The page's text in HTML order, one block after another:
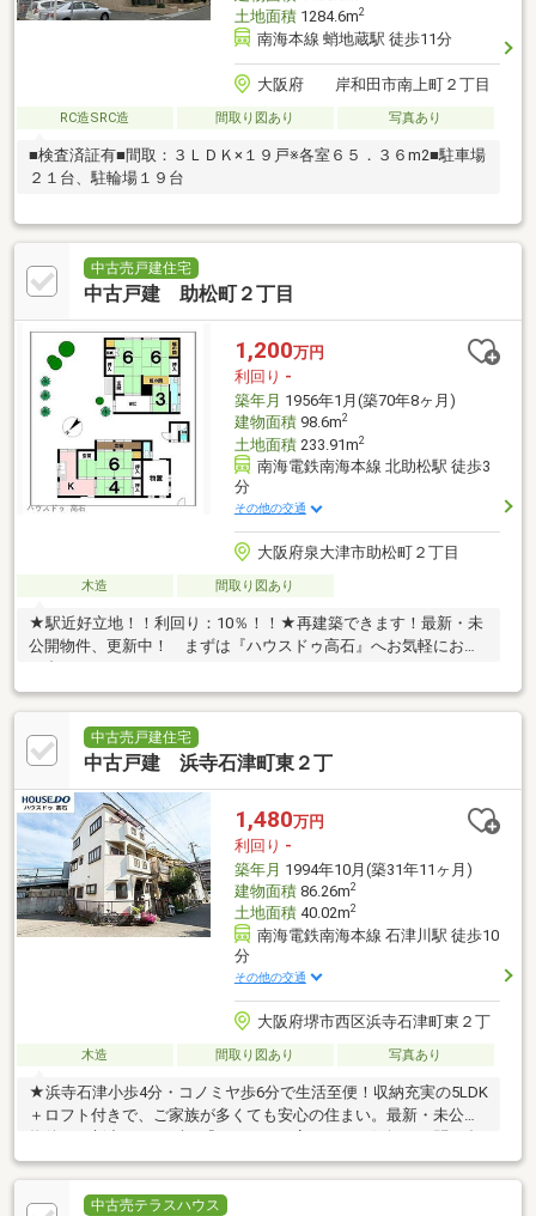
土地面積1284.6m2
南海本線 蛸地蔵駅 徒歩11分
大阪府 岸和田市南上町２丁目
RC造SRC造 間取り図あり 写真あり
■検査済証有■間取：３ＬＤＫ×１９戸※各室６５．３６m2■駐車場
２１台、駐輪場１９台
中古売戸建住宅
中古戸建 助松町２丁目
1,200万円
利回り -
築年月 1956年1月(築70年8ヶ月)
建物面積98.6m2
土地面積233.91m2
南海電鉄南海本線 北助松駅 徒歩3
分
その他の交通
大阪府泉大津市助松町２丁目
木造 間取り図あり
★駅近好立地！！利回り：10％！！★再建築できます！最新・未
公開物件、更新中！ まずは『ハウスドゥ高石』へお気軽にお問
中古売戸建住宅
中古戸建 浜寺石津町東２丁
1,480万円
利回り -
築年月 1994年10月(築31年11ヶ月)
建物面積86.26m2
土地面積40.02m2
南海電鉄南海本線 石津川駅 徒歩10
分
その他の交通
大阪府堺市西区浜寺石津町東２丁
木造 間取り図あり 写真あり
★浜寺石津小歩4分・コノミヤ歩6分で生活至便！収納充実の5LDK
＋ロフト付きで、ご家族が多くても安心の住まい。最新・未公開
物件、更新中！ まずは『ハウスドゥ高石』へお気軽にお問い合
わせください。
中古売テラスハウス